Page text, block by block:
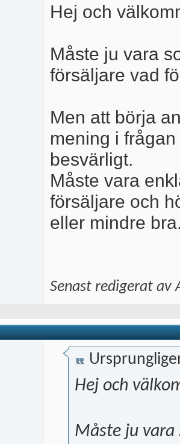
Hej och
Måste ju vara
försäljare vad
Men att börja
mening i
besvärligt.
Måste vara
försäljare och
eller mindre
Senast redigerat av
Hej och
Måste ju vara